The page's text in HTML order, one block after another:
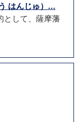
はんじゅ）...
として、薩摩藩